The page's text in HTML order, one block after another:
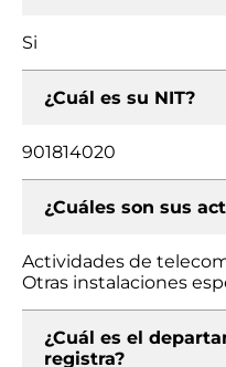
Si
¿Cuál es su NIT?
901814020
¿Cuáles son sus
Actividades de
Otras instalaciones
¿Cuál es el
registra?